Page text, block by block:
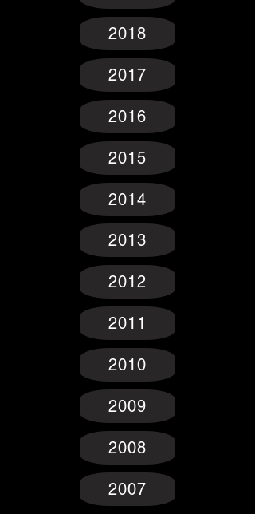
2018
2017
2016
2015
2014
2013
2012
2011
2010
2009
2008
2007